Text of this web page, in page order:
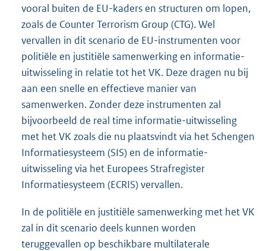
vooral buiten de EU-kaders en structuren om lopen,
zoals de Counter Terrorism Group (CTG). Wel
vervallen in dit scenario de EU-instrumenten voor
politiële en justitiële samenwerking en informatie-
uitwisseling in relatie tot het VK. Deze dragen nu bij
aan een snelle en effectieve manier van
samenwerken. Zonder deze instrumenten zal
bijvoorbeeld de real time informatie-uitwisseling
met het VK zoals die nu plaatsvindt via het Schengen
Informatiesysteem (SIS) en de informatie-
uitwisseling via het Europees Strafregister
Informatiesysteem (ECRIS) vervallen.
In de politiële en justitiële samenwerking met het VK
zal in dit scenario deels kunnen worden
teruggevallen op beschikbare multilaterale